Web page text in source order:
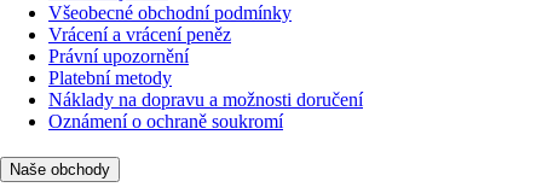
Všeobecné obchodní podmínky
Vrácení a vrácení peněz
Právní upozornění
Platební metody
Náklady na dopravu a možnosti doručení
Oznámení o ochraně soukromí
Naše obchody